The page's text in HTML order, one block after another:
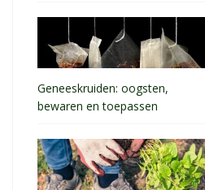
Geneeskruiden: oogsten,
bewaren en toepassen